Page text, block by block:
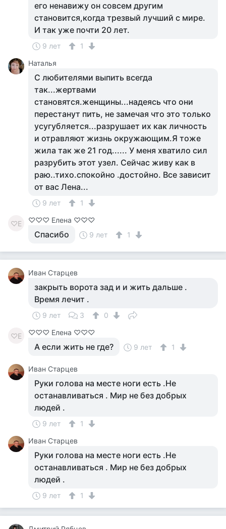
его ненавижу он совсем другим
становится,когда трезвый лучший с мире.
И так уже почти 20 лет.
9 лет
1
Наталья
С любителями выпить всегда
так...жертвами
становятся.женщины...надеясь что они
перестанут пить, не замечая что это только
усугубляется...разрушает их как личность
и отравляют жизнь окружающим.Я тоже
жила так же 21 год...... У меня хватило сил
разрубить этот узел. Сейчас живу как в
раю..тихо.спокойно .достойно. Все зависит
от вас Лена...
9 лет 1
♡Е ♡♡♡ Елена ♡♡♡
Спасибо 9 лет 1
Иван Старцев
закрыть ворота зад и и жить дальше .
Время лечит .
9 лет 3 0
♡Е ♡♡♡ Елена ♡♡♡
А если жить не где? 9 лет 1
Иван Старцев
Руки голова на месте ноги есть .Не
останавливаться . Мир не без добрых
людей .
9 лет
1
Иван Старцев
Руки голова на месте ноги есть .Не
останавливаться . Мир не без добрых
людей .
9 лет 1